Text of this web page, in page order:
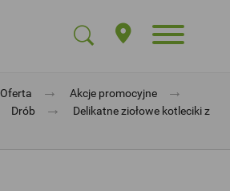
Oferta → Akcje promocyjne →
Drób →
Delikatne ziołowe kotleciki z